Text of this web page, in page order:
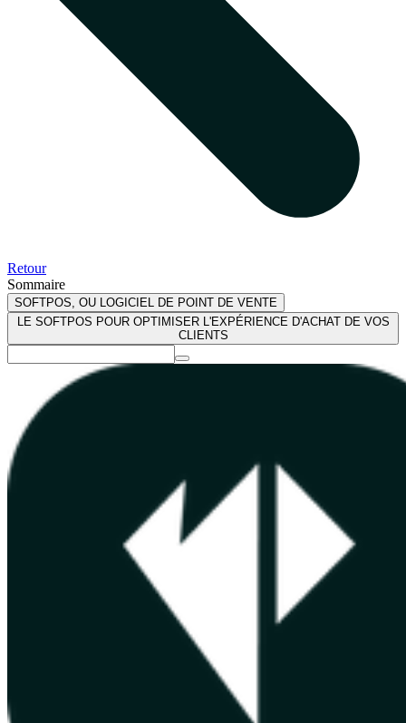
Retour
Sommaire
SOFTPOS, OU LOGICIEL DE POINT DE VENTE
LE SOFTPOS POUR OPTIMISER L'EXPÉRIENCE D'ACHAT DE VOS
CLIENTS